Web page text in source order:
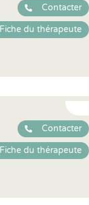
Contacter
Fiche du thérapeute
Contacter
Fiche du thérapeute